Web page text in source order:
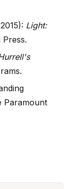
Light:
Paramount